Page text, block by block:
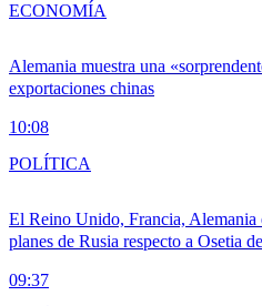
Alemania muestra una
exportaciones chinas
10:08
ECONOMÍA
El Reino Unido, Francia, Alemania
planes de Rusia respecto a Osetia
09:37
POLÍTICA